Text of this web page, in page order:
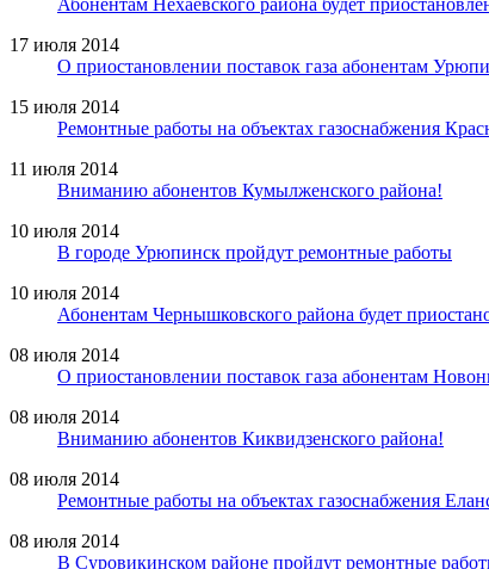
17 июля 2014
О приостановлении поставок газа абонентам
15 июля 2014
Ремонтные работы на объектах газоснабжения
11 июля 2014
Вниманию абонентов Кумылженского района!
10 июля 2014
В городе Урюпинск пройдут ремонтные работы
10 июля 2014
Абонентам Чернышковского района будет
08 июля 2014
О приостановлении поставок газа абонентам
08 июля 2014
Вниманию абонентов Киквидзенского района!
08 июля 2014
Ремонтные работы на объектах газоснабжения
08 июля 2014
В Суровикинском районе пройдут ремонтные